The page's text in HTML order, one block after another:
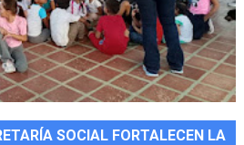
SOCIAL FORTALECEN LA